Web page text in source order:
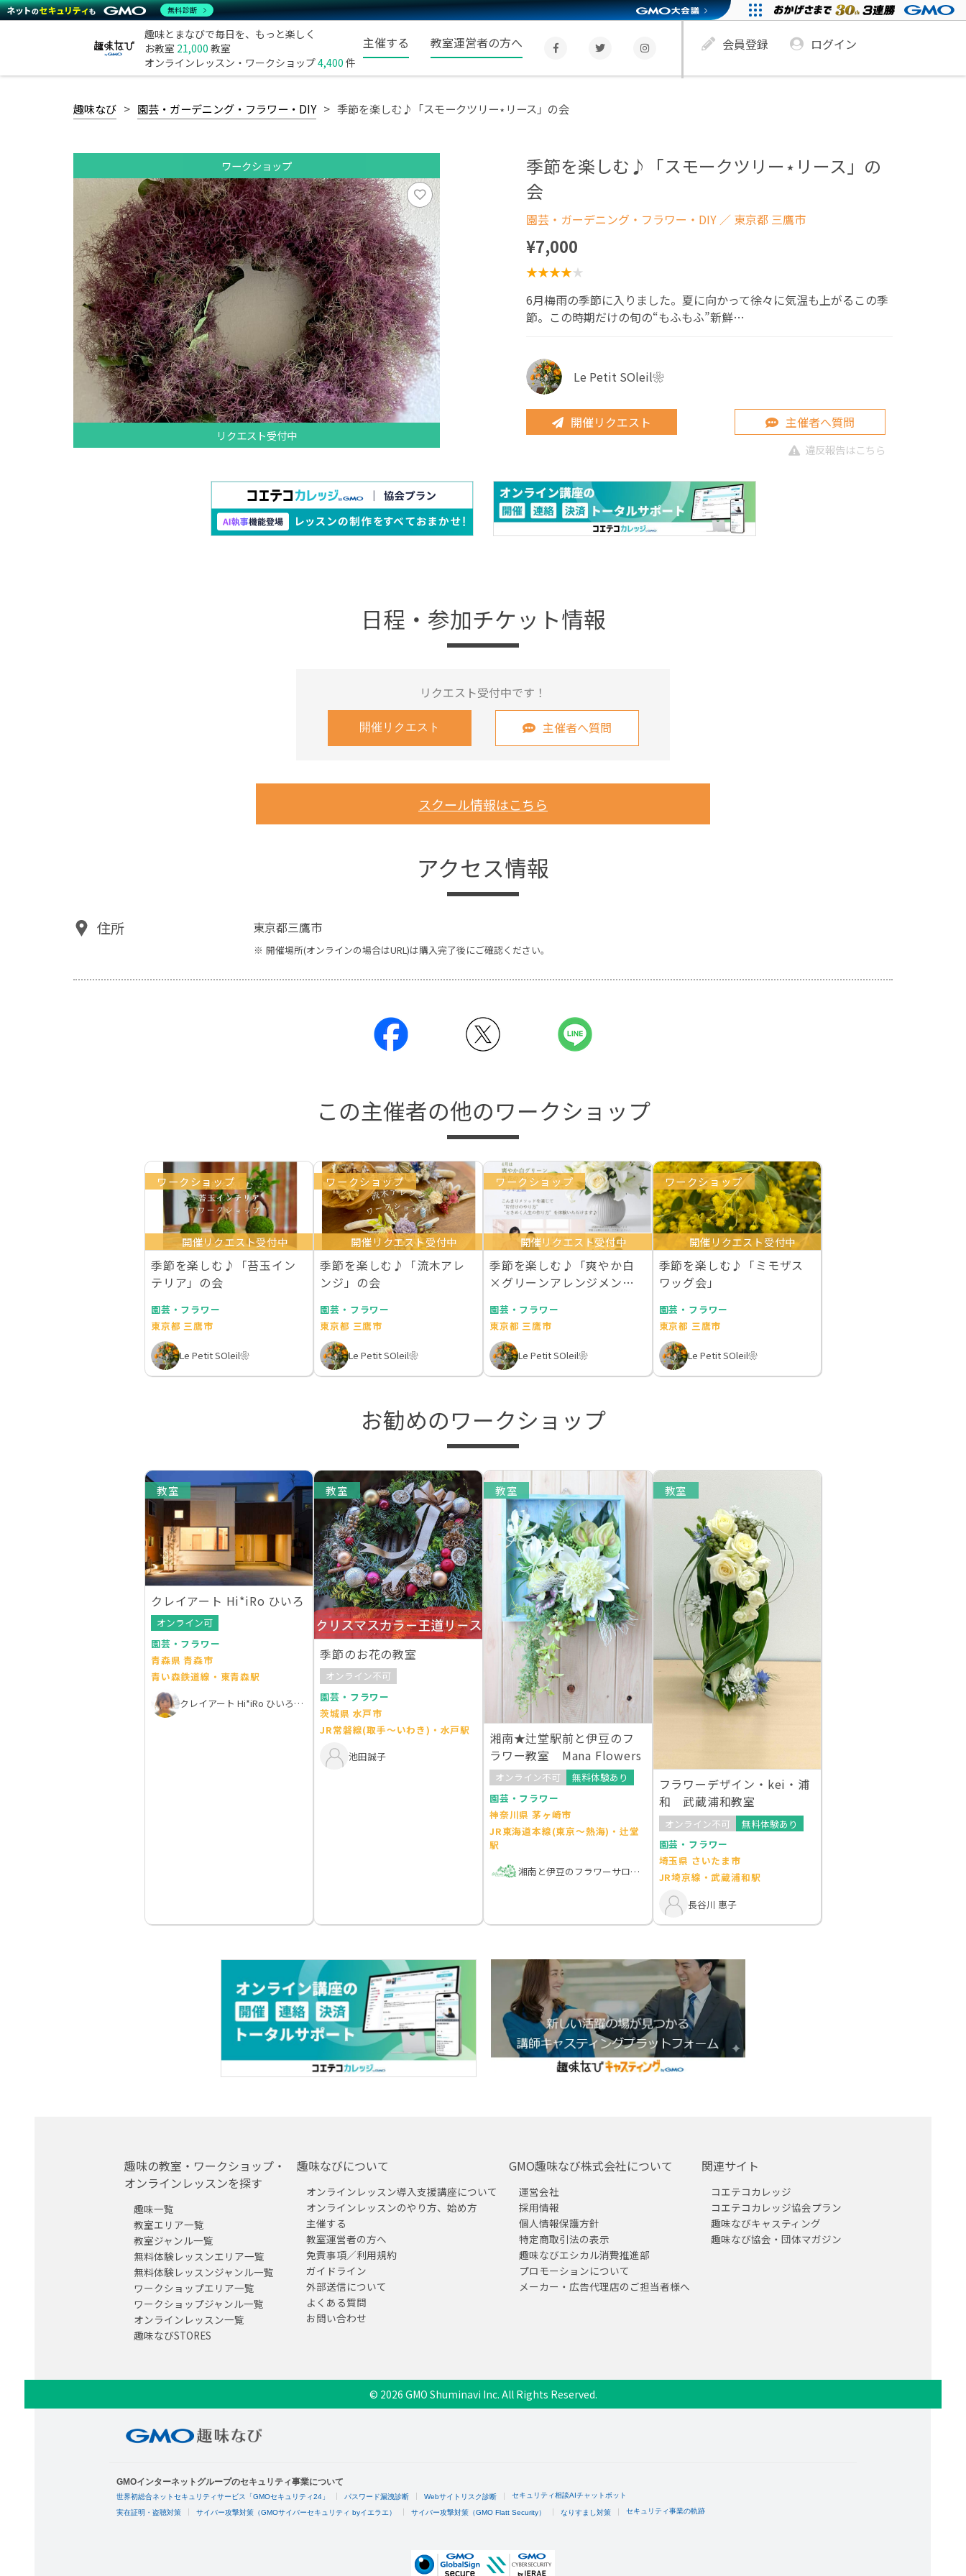
趣味とまなびで毎日を、もっと楽しく
お教室 21,000 教室
オンラインレッスン・ワークショップ4,400 件
主催する 教室運営者の方へ 会員登録 ログイン
趣味なび 園芸・ガーデニング・フラワー・DIY 季節を楽しむ♪「スモークツリー⋆リース」の会
ワークショップ
リクエスト受付中
季節を楽しむ♪「スモークツリー⋆リース」の
会
園芸・ガーデニング・フラワー・DIY ／ 東京都 三鷹市
¥7,000
6月梅雨の季節に入りました。夏に向かって徐々に気温も上がるこの季
節。この時期だけの旬の“もふもふ”新鮮…
Le Petit SOleil❀
開催リクエスト 主催者へ質問
違反報告はこちら
日程・参加チケット情報
リクエスト受付中です！
開催リクエスト 主催者へ質問
スクール情報はこちら
アクセス情報
住所 東京都三鷹市
開催場所(オンラインの場合はURL)は購入完了後にご確認ください。
この主催者の他のワークショップ
ワークショップ
開催リクエスト受付中
季節を楽しむ♪「苔玉イン
テリア」の会
園芸・フラワー
東京都 三鷹市
Le Petit SOleil❀
ワークショップ
開催リクエスト受付中
季節を楽しむ♪「流木アレ
ンジ」の会
園芸・フラワー
東京都 三鷹市
Le Petit SOleil❀
ワークショップ
開催リクエスト受付中
季節を楽しむ♪「爽やか白
×グリーンアレンジメント
園芸・フラワー
東京都 三鷹市
Le Petit SOleil❀
ワークショップ
開催リクエスト受付中
季節を楽しむ♪「ミモザス
ワッグ会」
園芸・フラワー
東京都 三鷹市
Le Petit SOleil❀
お勧めのワークショップ
教室
クレイアート Hi*iRo ひいろ
オンライン可
園芸・フラワー
青森県 青森市
青い森鉄道線・東青森駅
クレイアート Hi*iRo ひいろ きだち ゆきこ
教室
季節のお花の教室
オンライン不可
園芸・フラワー
茨城県 水戸市
JR常磐線(取手～いわき)・水戸駅
池田誠子
教室
湘南★辻堂駅前と伊豆のフ
ラワー教室 Mana Flowers
オンライン不可
無料体験あり
園芸・フラワー
神奈川県 茅ヶ崎市
JR東海道本線(東京～熱海)・辻堂
駅
湘南と伊豆のフラワーサロンMana Fowers + Green
教室
フラワーデザイン・kei・浦
和 武蔵浦和教室
オンライン不可
無料体験あり
園芸・フラワー
埼玉県 さいたま市
JR埼京線・武蔵浦和駅
長谷川 惠子
趣味の教室・ワークショップ・
オンラインレッスンを探す
趣味一覧
教室エリア一覧
教室ジャンル一覧
無料体験レッスンエリア一覧
無料体験レッスンジャンル一覧
ワークショップエリア一覧
ワークショップジャンル一覧
オンラインレッスン一覧
趣味なびSTORES
趣味なびについて
オンラインレッスン導入支援講座について
オンラインレッスンのやり方、始め方
主催する
教室運営者の方へ
免責事項／利用規約
ガイドライン
外部送信について
よくある質問
お問い合わせ
GMO趣味なび株式会社について
運営会社
採用情報
個人情報保護方針
特定商取引法の表示
趣味なびエシカル消費推進部
プロモーションについて
メーカー・広告代理店のご担当者様へ
関連サイト
コエテコカレッジ
コエテコカレッジ協会プラン
趣味なびキャスティング
趣味なび協会・団体マガジン
© 2026 GMO Shuminavi Inc. All Rights Reserved.
無料診断